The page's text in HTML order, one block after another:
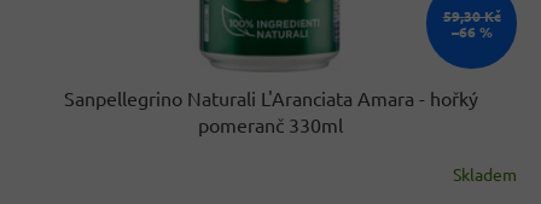
59,30 Kč
–66 %
Sanpellegrino Naturali L'Aranciata Amara - hořký
pomeranč 330ml
Skladem